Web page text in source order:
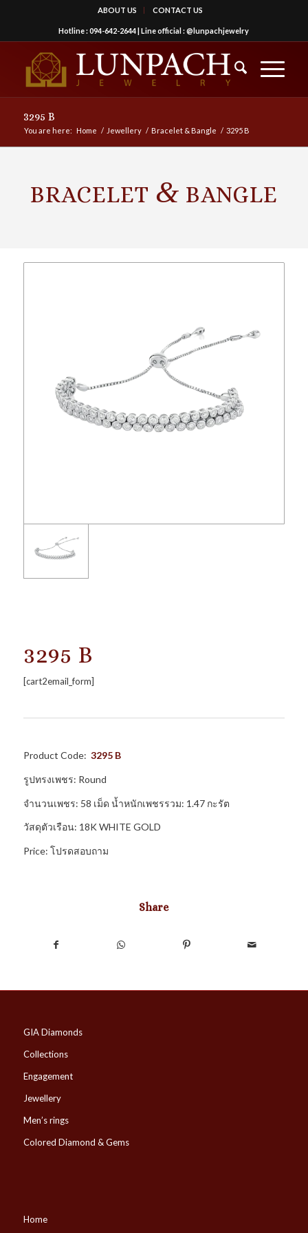
ABOUT US CONTACT US
Hotline :094-642-2644| Line official :@lunpachjewelry
3295 B
You are here: Home / Jewellery / Bracelet & Bangle / 3295 B
BRACELET & BANGLE
3295 B
[cart2email_form]
Product Code: 3295 B
รูปทรงเพชร: Round
จำนวนเพชร: 58 เม็ด น้ำหนักเพชรรวม: 1.47 กะรัต
วัสดุตัวเรือน: 18K WHITE GOLD
Price: โปรดสอบถาม
Share
GIA Diamonds
Collections
Engagement
Jewellery
Men’s rings
Colored Diamond & Gems
Home